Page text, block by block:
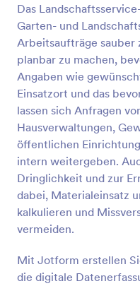
Das
Garten- und
Arbeitsaufträge sauber
planbar zu machen,
Angaben wie
Einsatzort und das
lassen sich Anfragen
Hausverwaltungen,
öffentlichen
intern weitergeben.
Dringlichkeit und zur
dabei, Materialeinsatz
kalkulieren und
vermeiden.
Mit Jotform erstellen
die digitale
Wartungsprozess zu
kostenlosen Formular
Sie Arbeitsaufträge
Geben Sie einfach
ein, wählen Sie den
senden Sie das
unserer unglaublich
Formulargenerator
Formularvorlage
das Hintergrundbild
anzupassen. Wir
100 Integrationen,
anderen Konten zu
Drive, Dropbox,
kostenlosen
können Sie sicher
ordnungsgemäß